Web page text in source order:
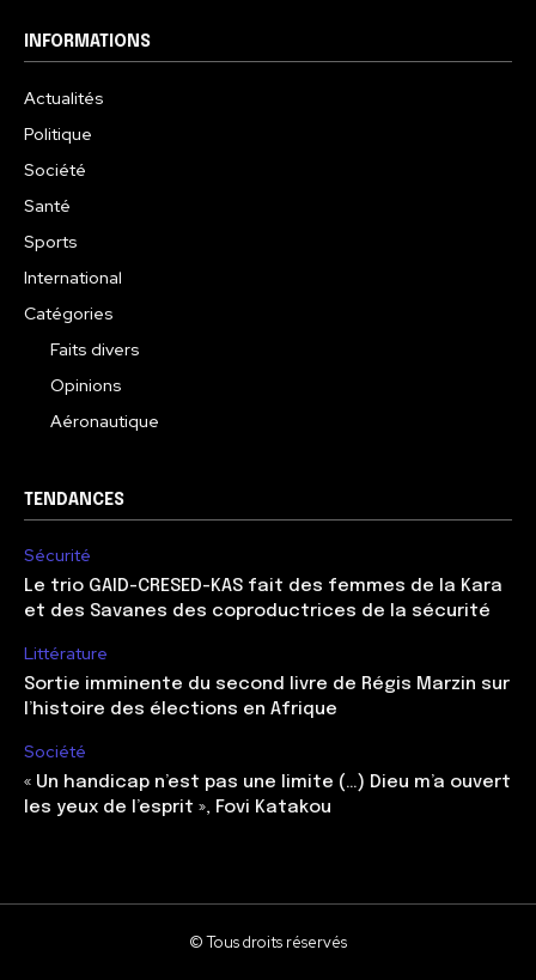
INFORMATIONS
Actualités
Politique
Société
Santé
Sports
International
Catégories
Faits divers
Opinions
Aéronautique
TENDANCES
Sécurité
Le trio GAID-CRESED-KAS fait des femmes de la Kara
et des Savanes des coproductrices de la sécurité
Littérature
Sortie imminente du second livre de Régis Marzin sur
l’histoire des élections en Afrique
Société
« Un handicap n’est pas une limite (…) Dieu m’a ouvert
les yeux de l’esprit », Fovi Katakou
© Tous droits réservés